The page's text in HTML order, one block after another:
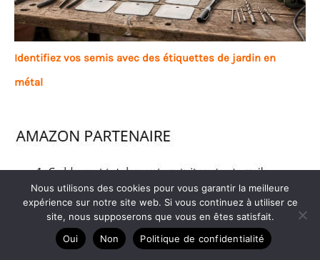
Identifiez vos semis avec des étiquettes de jardin en
métal
Nous utilisons des cookies pour vous garantir la meilleure
expérience sur notre site web. Si vous continuez à utiliser ce
site, nous supposerons que vous en êtes satisfait.
Oui
Non Politique de confidentialité